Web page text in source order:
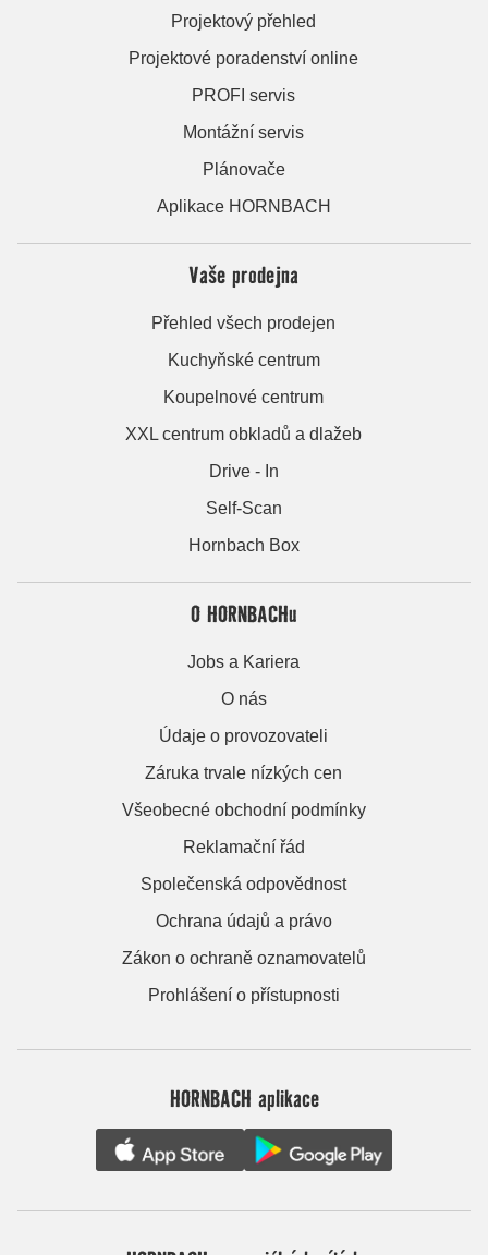
Projektový přehled
Projektové poradenství online
PROFI servis
Montážní servis
Plánovače
Aplikace HORNBACH
Vaše prodejna
Přehled všech prodejen
Kuchyňské centrum
Koupelnové centrum
XXL centrum obkladů a dlažeb
Drive - In
Self-Scan
Hornbach Box
O HORNBACHu
Jobs a Kariera
O nás
Údaje o provozovateli
Záruka trvale nízkých cen
Všeobecné obchodní podmínky
Reklamační řád
Společenská odpovědnost
Ochrana údajů a právo
Zákon o ochraně oznamovatelů
Prohlášení o přístupnosti
HORNBACH aplikace